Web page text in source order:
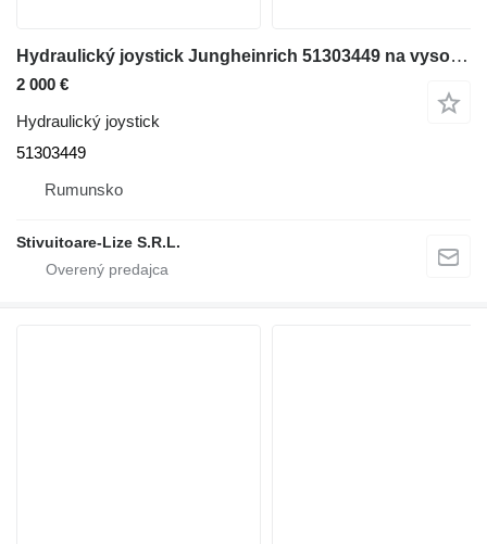
Hydraulický joystick Jungheinrich 51303449 na vysokozdvižného vozíka
2 000 €
Hydraulický joystick
51303449
Rumunsko
Stivuitoare-Lize S.R.L.